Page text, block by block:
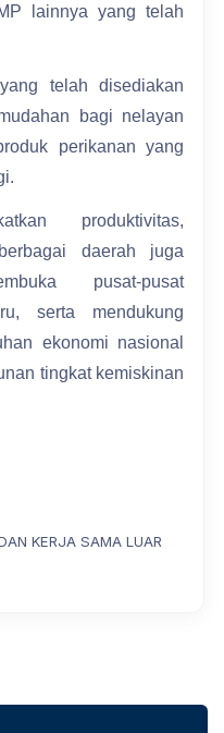
lainnya yang telah
telah disediakan
bagi nelayan
perikanan yang
produktivitas,
daerah juga
pusat-pusat
serta mendukung
ekonomi nasional
tingkat kemiskinan
KERJA SAMA LUAR